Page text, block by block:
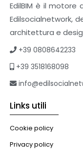
EdilBIM è il
Edilsocialnetwork,
architettura e
+39 0808642233
+39 3518168098
Links utili
Cookie policy
Privacy policy